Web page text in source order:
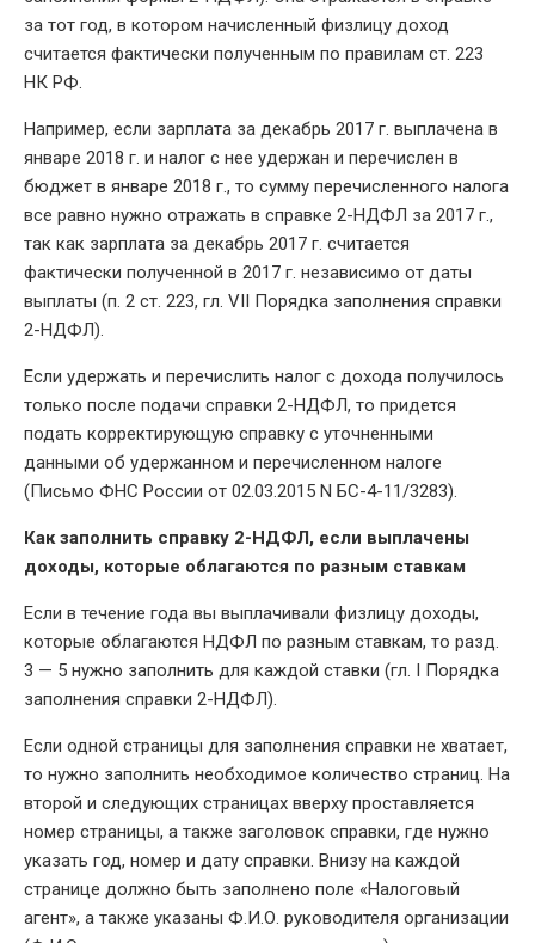
за тот год, в котором начисленный физлицу доход
считается фактически полученным по правилам ст. 223
НК РФ.
Например, если зарплата за декабрь 2017 г. выплачена в
январе 2018 г. и налог с нее удержан и перечислен в
бюджет в январе 2018 г., то сумму перечисленного налога
все равно нужно отражать в справке 2-НДФЛ за 2017 г.,
так как зарплата за декабрь 2017 г. считается
фактически полученной в 2017 г. независимо от даты
выплаты (п. 2 ст. 223, гл. VII Порядка заполнения справки
2-НДФЛ).
Если удержать и перечислить налог с дохода получилось
только после подачи справки 2-НДФЛ, то придется
подать корректирующую справку с уточненными
данными об удержанном и перечисленном налоге
(Письмо ФНС России от 02.03.2015 N БС-4-11/3283).
Как заполнить справку 2-НДФЛ, если выплачены
доходы, которые облагаются по разным ставкам
Если в течение года вы выплачивали физлицу доходы,
которые облагаются НДФЛ по разным ставкам, то разд.
3 — 5 нужно заполнить для каждой ставки (гл. I Порядка
заполнения справки 2-НДФЛ).
Если одной страницы для заполнения справки не хватает,
то нужно заполнить необходимое количество страниц. На
второй и следующих страницах вверху проставляется
номер страницы, а также заголовок справки, где нужно
указать год, номер и дату справки. Внизу на каждой
странице должно быть заполнено поле «Налоговый
агент», а также указаны Ф.И.О. руководителя организации